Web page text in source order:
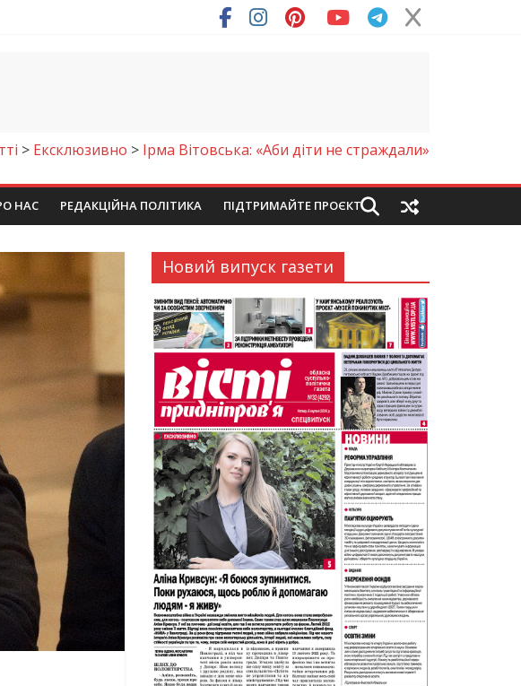
монастиря (Фото)
> Ексклюзивно > Ірма Вітовська: «Аби діти не страждали»
НАС РЕДАКЦІЙНА ПОЛІТИКА ПІДТРИМАЙТЕ ПРОЄКТ
Новий випуск газети